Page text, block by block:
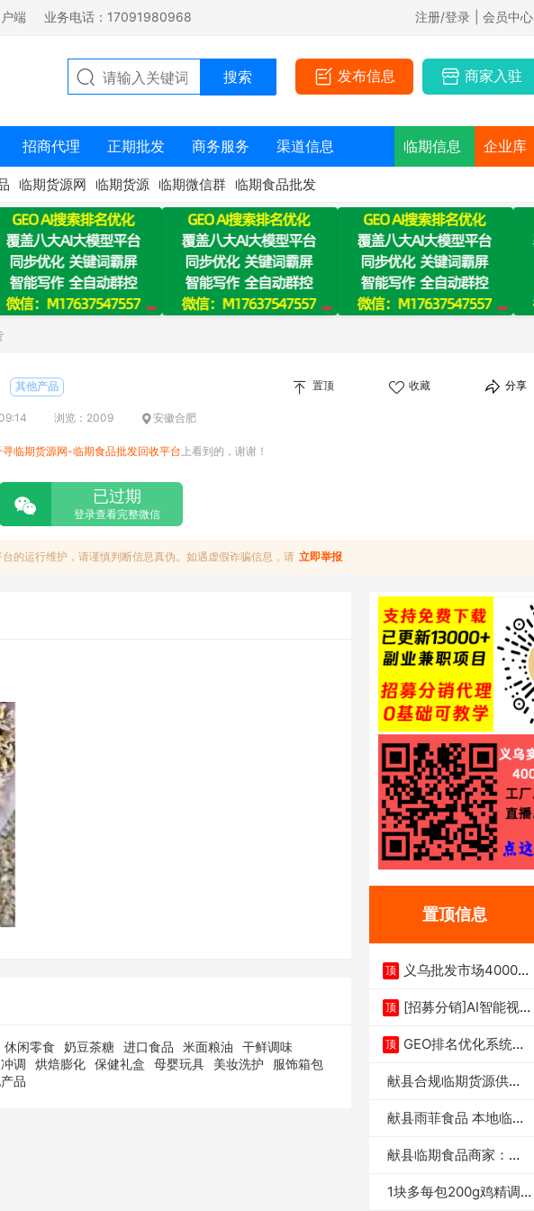
端 业务电话：17091980968 注册/登录 | 会员中心
发布信息 商家入驻
招商代理 正期批发 商务服务 渠道信息 临期信息 企业库
临期货源网 临期货源 临期微信群 临期食品批发
其他产品 置顶 收藏 分享
浏览：2009 安徽合肥
寻临期货源网-临期食品批发回收平台 上看到的，谢谢！
已过期
登录查看完整微信
的运行维护，请谨慎判断信息真伪。如遇虚假诈骗信息，请 立即举报
休闲零食 奶豆茶糖 进口食品 米面粮油
干鲜调味
调 烘焙膨化 保健礼盒 母婴玩具 美妆洗护
服饰箱包
品
置顶信息
顶
义乌批发市场4000多
顶 [招募分销]AI智能视
顶 GEO排名优化系统+A
献县合规临期货源供货
献县雨菲食品 本地临期
献县临期食品商家：献
1块多每包200g鸡精调